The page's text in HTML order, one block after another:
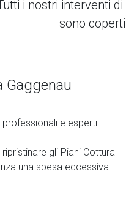
i nostri interventi di
sono
Gaggenau
e esperti
gli Piani Cottura
una spesa eccessiva.